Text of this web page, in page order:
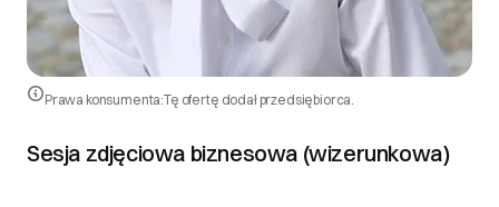
Prawa konsumenta:Tę ofertę dodał przedsiębiorca.
Sesja zdjęciowa biznesowa (wizerunkowa)